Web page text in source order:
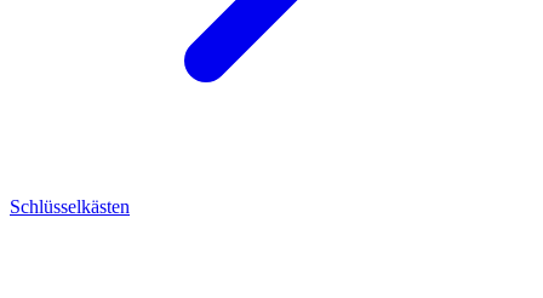
Schlüsselkästen